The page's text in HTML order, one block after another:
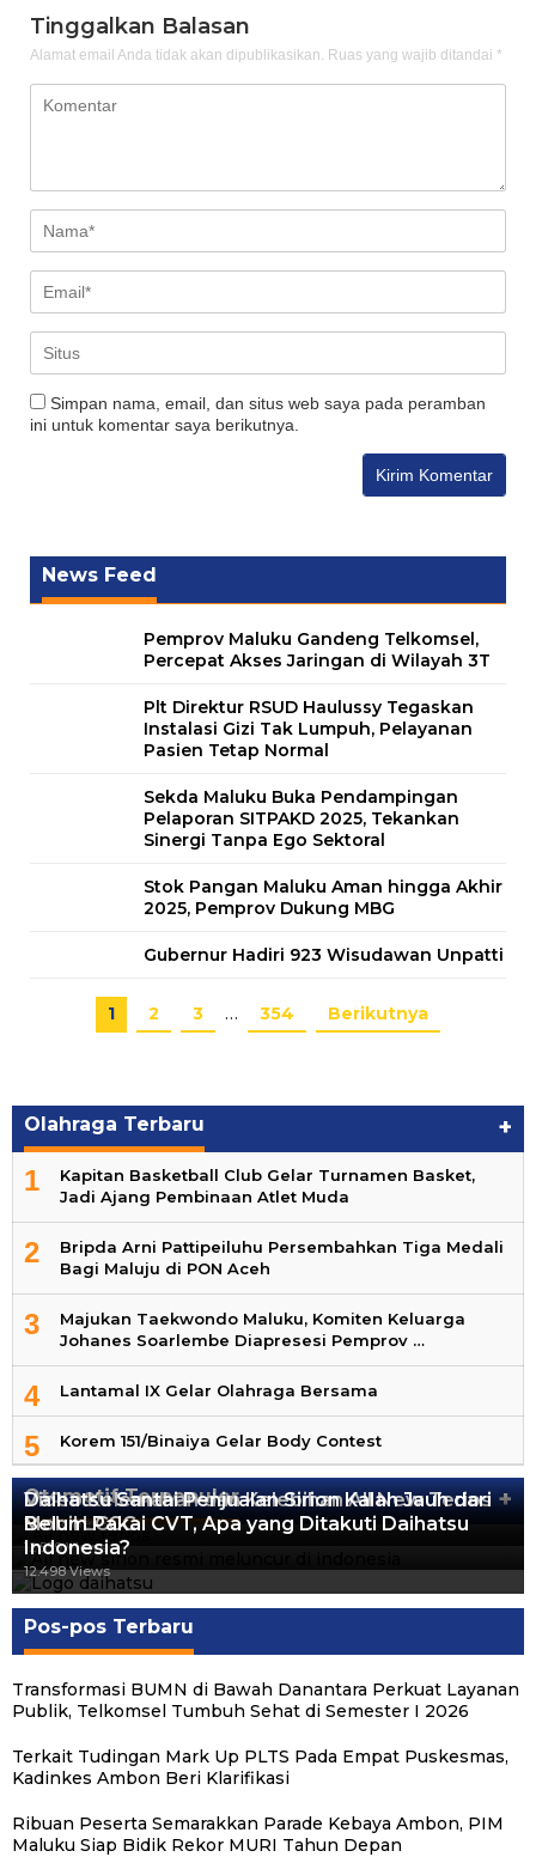
Tinggalkan Balasan
Alamat email Anda tidak akan dipublikasikan. Ruas yang wajib ditandai *
Simpan nama, email, dan situs web saya pada peramban
ini untuk komentar saya berikutnya.
News Feed
Pemprov Maluku Gandeng Telkomsel,
Percepat Akses Jaringan di Wilayah 3T
Plt Direktur RSUD Haulussy Tegaskan
Instalasi Gizi Tak Lumpuh, Pelayanan
Pasien Tetap Normal
Sekda Maluku Buka Pendampingan
Pelaporan SITPAKD 2025, Tekankan
Sinergi Tanpa Ego Sektoral
Stok Pangan Maluku Aman hingga Akhir
2025, Pemprov Dukung MBG
Gubernur Hadiri 923 Wisudawan Unpatti
1 2 3 … 354 Berikutnya
Olahraga Terbaru +
1
Kapitan Basketball Club Gelar Turnamen Basket,
Jadi Ajang Pembinaan Atlet Muda
2
Bripda Arni Pattipeiluhu Persembahkan Tiga Medali
Bagi Maluju di PON Aceh
3
Majukan Taekwondo Maluku, Komiten Keluarga
Johanes Soarlembe Diapresesi Pemprov …
4 Lantamal IX Gelar Olahraga Bersama
5 Korem 151/Binaiya Gelar Body Contest
Otomotif Terpopuler +
Video Kelemahan dan Kelebihan All New Terios
13.424 Views
Daihatsu Santai Penjualan Sirion Kalah Jauh dari
Mobil LCGC
12.559 Views
Belum Pakai CVT, Apa yang Ditakuti Daihatsu
Indonesia?
12.498 Views
Pos-pos Terbaru
Transformasi BUMN di Bawah Danantara Perkuat Layanan
Publik, Telkomsel Tumbuh Sehat di Semester I 2026
Terkait Tudingan Mark Up PLTS Pada Empat Puskesmas,
Kadinkes Ambon Beri Klarifikasi
Ribuan Peserta Semarakkan Parade Kebaya Ambon, PIM
Maluku Siap Bidik Rekor MURI Tahun Depan